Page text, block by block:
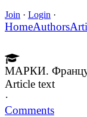
Join · Login ·
HomeAuthors
МАРКИ.
Article text
·
Comments